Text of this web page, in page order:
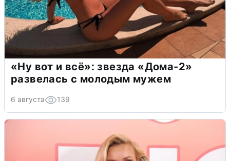
«Ну вот и всё»: звезда «Дома-2»
развелась с молодым мужем
6 августа 139